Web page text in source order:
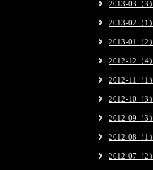
2013-03（3）
2013-02（1）
2013-01（2）
2012-12（4）
2012-11（1）
2012-10（3）
2012-09（3）
2012-08（1）
2012-07（2）